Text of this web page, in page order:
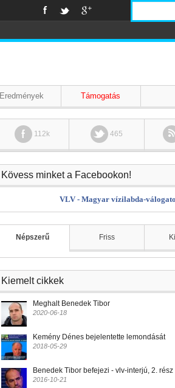
Eredmények Támogatás
112k 465
Kövess minket a Facebookon!
VLV - Magyar vízilabda-
Népszerű Friss
Kiemelt cikkek
Meghalt Benedek Tibor
2020-06-18
Kemény Dénes bejelentette lemondását
2018-05-29
Benedek Tibor befejezi - vlv-interjú, 2. rész
2016-10-21